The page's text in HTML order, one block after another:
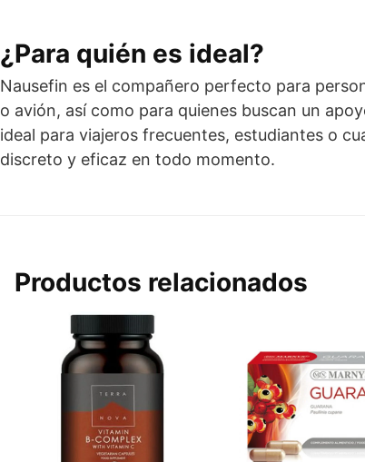
¿Para quién es ideal?
Nausefin es el compañero perfecto para
o avión, así como para quienes buscan un
ideal para viajeros frecuentes, estudiantes o
discreto y eficaz en todo momento.
Productos relacionados